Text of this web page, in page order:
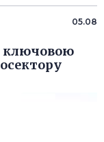
05.08
ключовою